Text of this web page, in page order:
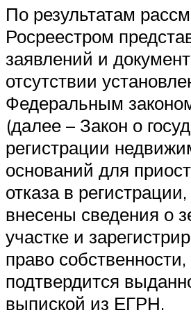
По результатам
Росреестром
заявлений и
отсутствии
Федеральным
(далее – Закон о
регистрации
оснований для
отказа в
внесены сведения о
участке и
право собственности,
подтвердится
выпиской из ЕГРН.